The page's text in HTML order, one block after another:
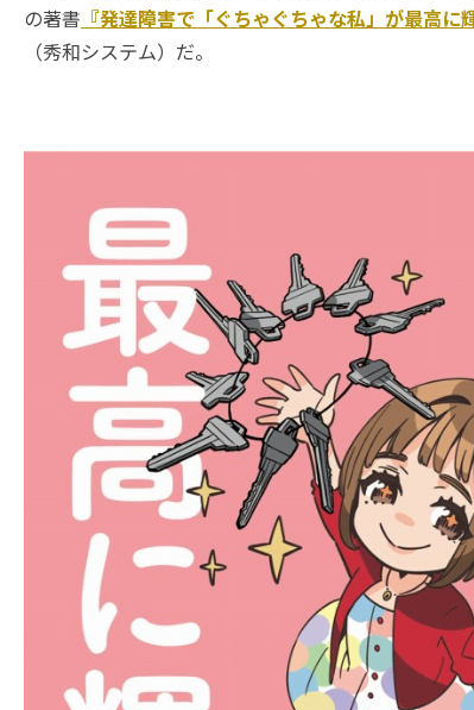
の著書 『発達障害で「ぐちゃぐちゃな私」が最高に
（秀和システム）だ。